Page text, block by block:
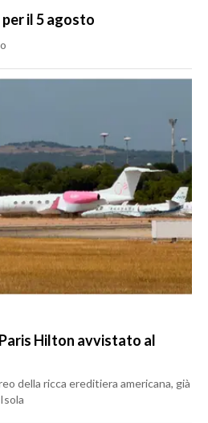
il 5 agosto
Hilton avvistato al
della ricca ereditiera americana, già